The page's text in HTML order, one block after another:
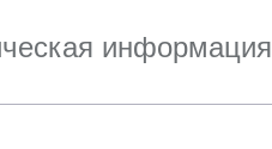
информация